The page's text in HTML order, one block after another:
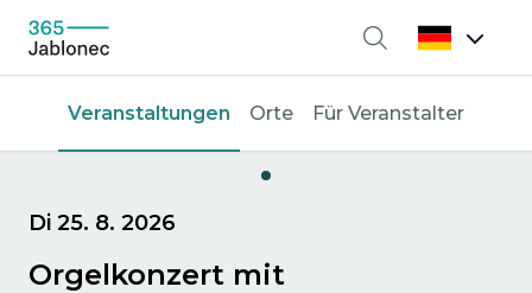
Suche
Veranstaltungen Orte Für Veranstalter
Di 25. 8. 2026
Orgelkonzert mit